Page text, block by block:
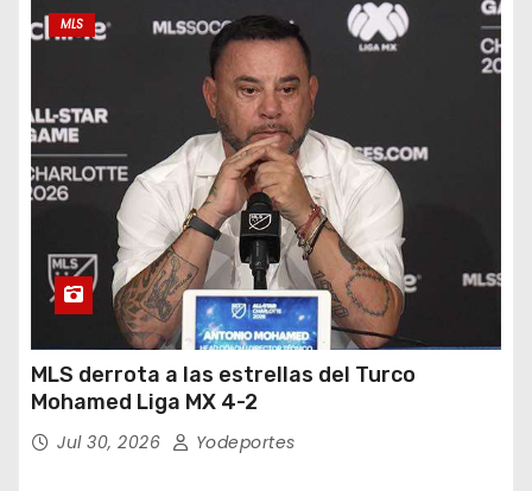
MLS
MLS derrota a las estrellas del Turco
Mohamed Liga MX 4-2
Jul 30, 2026 Yodeportes